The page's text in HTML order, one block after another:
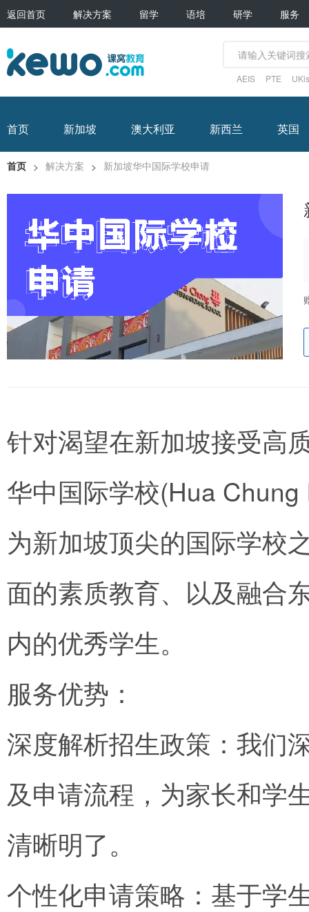
返回首页 解决方案 留学 语培 研学 服务
AEIS PTE
首页 新加坡 澳大利亚 新西兰 英国
首页 > 解决方案 > 新加坡华中国际学校申请
针对渴望在新加坡接受高
华中国际学校(Hua
为新加坡顶尖的国际学校
面的素质教育、以及融合
内的优秀学生。
服务优势：
深度解析招生政策：我们
及申请流程，为家长和学
清晰明了。
个性化申请策略：基于学